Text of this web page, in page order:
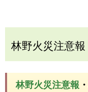
林野火災注意
林野火災注意報 ・